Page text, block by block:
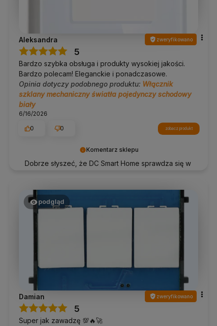
Komentarz sklepu
Dobrze słyszeć, że DC Smart Home sprawdza się w
Aleksandra zweryfikowano
5
Bardzo szybka obsługa i produkty wysokiej jakości.
Bardzo polecam! Eleganckie i ponadczasowe.
Opinia dotyczy podobnego produktu: Włącznik
szklany mechaniczny światła pojedynczy schodowy
biały
6/16/2026
0
0 zobacz produkt
podgląd
Damian zweryfikowano
5
Super jak zawadzę 💯🔥🚀